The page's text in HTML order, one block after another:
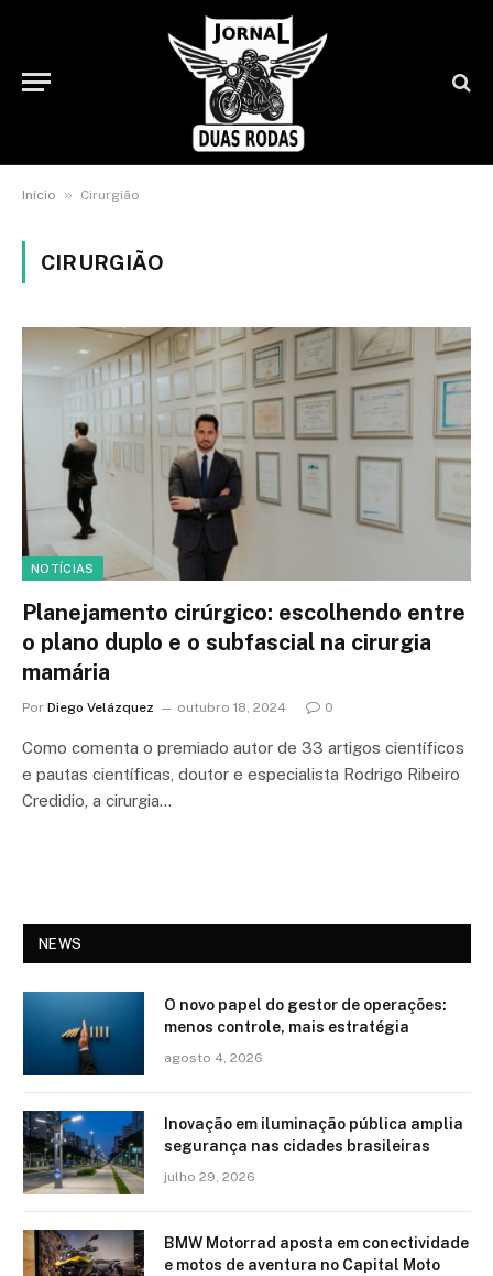
Início » Cirurgião
CIRURGIÃO
NOTÍCIAS
Planejamento cirúrgico: escolhendo entre
o plano duplo e o subfascial na cirurgia
mamária
Por Diego Velázquez outubro 18, 2024 0
Como comenta o premiado autor de 33 artigos científicos
e pautas científicas, doutor e especialista Rodrigo Ribeiro
Credidio, a cirurgia…
NEWS
O novo papel do gestor de operações:
menos controle, mais estratégia
agosto 4, 2026
Inovação em iluminação pública amplia
segurança nas cidades brasileiras
julho 29, 2026
BMW Motorrad aposta em conectividade
e motos de aventura no Capital Moto